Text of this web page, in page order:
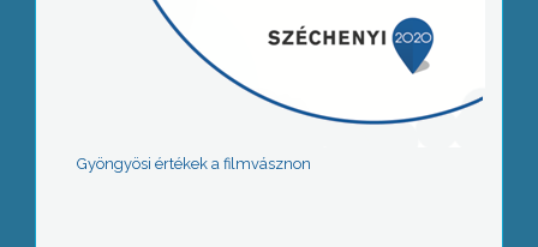
Gyöngyösi értékek a filmvásznon